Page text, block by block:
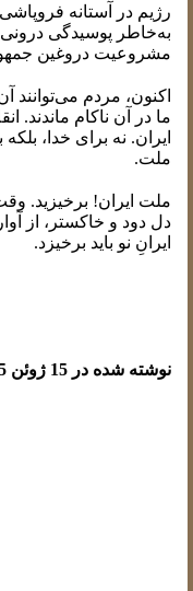
رژیم در آستانه
به‌خاطر پوسیدگی
مشروعیت دروغین
اکنون، مردم می‌توانند
ما در آن ناکام ماندند.
ایران. نه برای خدا،
ملت.
ملت ایران! برخیزید.
ایرانِ نو باید برخیزد.
نوشته شده در 15 ژوئن 2025